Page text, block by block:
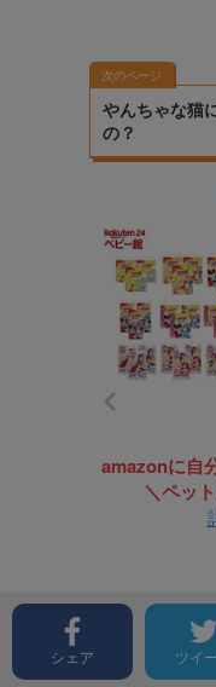
次のページ
やんちゃな猫
の？
amazonに自
＼ペッ
シェア ツイ